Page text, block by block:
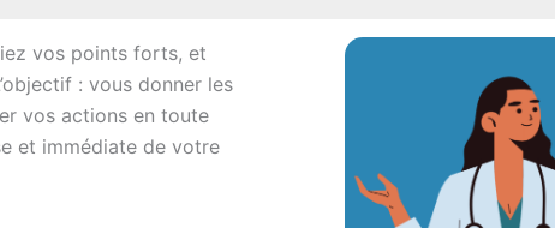
vos points forts, et
: vous donner les
vos actions en toute
et immédiate de votre